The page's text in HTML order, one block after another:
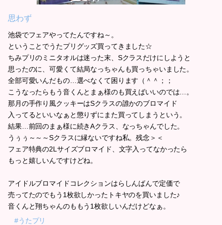
思わず
池袋でフェアやってたんですね～。
ということでうたプリグッズ買ってきました☆
ちみプリのミニタオルは迷った末、Sクラスだけにしようと
思ったのに、可愛くて結局なっちゃんも買っちゃいました。
全部可愛いんだもの…選べなくて困ります（＾＾；；
こうなったらもう音くんとまぁ様のも買えばいいのでは…。
那月の手作り風クッキーはSクラスの誰かのブロマイド
入ってるといいなぁと懲りずにまた買ってしまうという。
結果…前回のまぁ様に続きAクラス、なっちゃんでした。
うぅぅ～～～Sクラスに縁ないですね私。残念＞＜
フェア特典の2Lサイズブロマイド、文字入ってなかったら
もっと嬉しいんですけどね。
アイドルブロマイドコレクションはらしんばんで定価で
売ってたのでもう1枚欲しかったトキヤのを買いました♪
音くんと翔ちゃんのももう1枚欲しいんだけどなぁ。
#うたプリ